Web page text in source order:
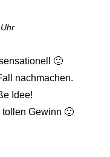
🙂
nachmachen.
Idee!
tollen Gewinn 🙂